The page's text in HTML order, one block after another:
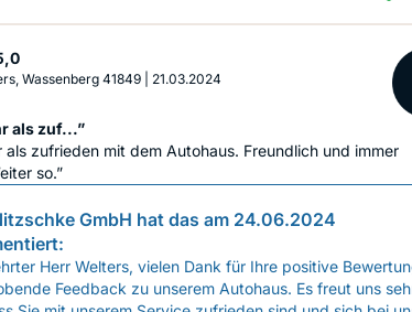
Sterne
Wassenberg 41849 21.03.2024
als zuf...”
als zufrieden mit dem Autohaus. Freundlich und immer
so.”
GmbH hat das am 24.06.2024
Herr Welters, vielen Dank für Ihre positive
Feedback zu unserem Autohaus. Es freut uns